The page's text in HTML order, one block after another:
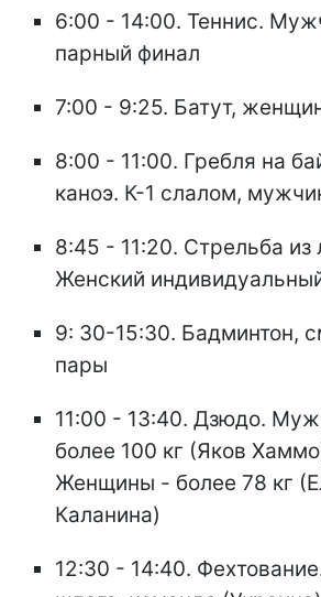
6:00 - 14:00. Теннис.
парный финал
7:00 - 9:25. Батут,
8:00 - 11:00. Гребля на
каноэ. К-1 слалом,
8:45 - 11:20. Стрельба из
Женский
9: 30-15:30. Бадминтон,
пары
11:00 - 13:40. Дзюдо.
более 100 кг (Яков
Женщины - более 78 кг
Каланина)
12:30 - 14:40.